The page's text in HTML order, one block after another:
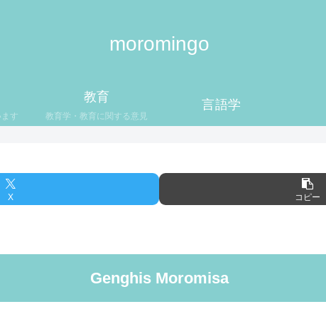
moromingo
す
教育
教育学・教育に関する意見
言語学
X コピー
Genghis Moromisa